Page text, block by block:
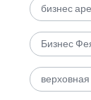
бизнес
Бизнес